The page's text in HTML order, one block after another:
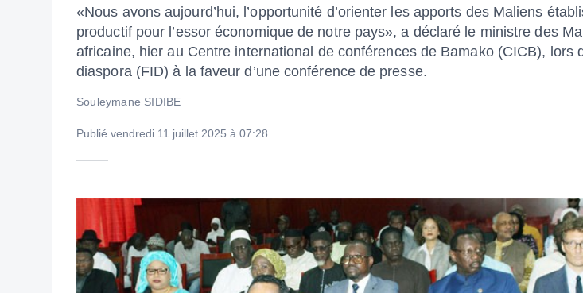
«Nous avons aujourd’hui, l’opportunité d’orienter les apports des Maliens
productif pour l’essor économique de notre pays», a déclaré le ministre des
africaine, hier au Centre international de conférences de Bamako (CICB), lors
diaspora (FID) à la faveur d’une conférence de presse.
Souleymane SIDIBE
Publié vendredi 11 juillet 2025 à 07:28